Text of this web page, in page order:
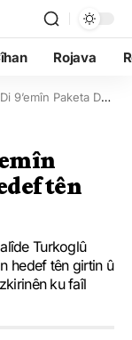
Rojava
Darazê de jin hedef tên girtin
tên
Turkoglû
hedef tên girtin û
ku faîl